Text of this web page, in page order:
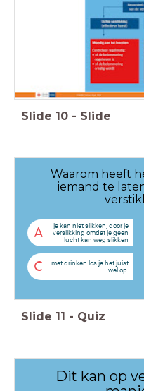
Slide 10 - Slide
Waarom heeft
iemand te
A
je kan niet slikken, door je
verslikking omdat je geen
lucht kan weg slikken
C
met drinken los je het juist
wel op.
Slide 11 - Quiz
Dit kan op